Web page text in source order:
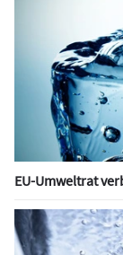
EU-Umweltrat